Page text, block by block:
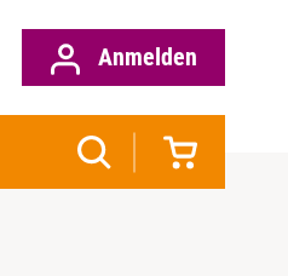
Anmelden